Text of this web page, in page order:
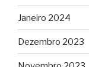
Janeiro 2024
Dezembro 2023